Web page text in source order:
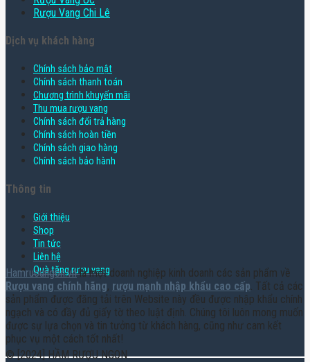
Rượu Vang Chi Lê
Dịch vụ khách hàng
Chính sách bảo mật
Chính sách thanh toán
Chương trình khuyến mãi
Thu mua rượu vang
Chính sách đổi trả hàng
Chính sách hoàn tiền
Chính sách giao hàng
Chính sách bảo hành
Thông tin
Giới thiệu
Shop
Tin tức
Liên hệ
Quà tặng rượu vang
Hamruoungon.vnlà một doanh nghiệp kinh doanh các sản phẩm về
Rượu vang chính hãng, rượu mạnh nhập khẩu cao cấp. Tất cả các
sản phẩm được đăng tải trên Website này đều được nhập khẩu chính
ngạch và có đầy đủ giấy tờ theo luật định. Chúng tôi luôn mong muốn
được sự lựa chọn và tin tưởng từ khách hàng, cũng như cam kết
phục vụ một cách tốt nhất!
© [2024] HẦM RƯỢU NGON